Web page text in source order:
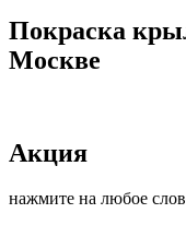
Покраска
Москве
Акция
нажмите на любое